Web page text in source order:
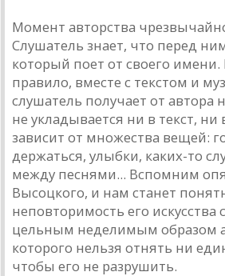
Момент авторства
Слушатель знает, что перед
который поет от своего имени.
правило, вместе с текстом и
слушатель получает от автора
не укладывается ни в текст, ни
зависит от множества вещей:
держаться, улыбки, каких-то
между песнями... Вспомним
Высоцкого, и нам станет
неповторимость его искусства
цельным неделимым образом
которого нельзя отнять ни
чтобы его не разрушить.